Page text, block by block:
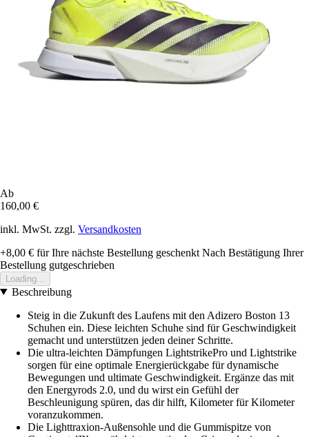
Ab
160,00 €
inkl. MwSt. zzgl. Versandkosten
+8,00 € für Ihre nächste Bestellung geschenkt Nach Bestätigung Ihrer
Bestellung gutgeschrieben
Loading...
Beschreibung
Steig in die Zukunft des Laufens mit den Adizero Boston 13
Schuhen ein. Diese leichten Schuhe sind für Geschwindigkeit
gemacht und unterstützen jeden deiner Schritte.
Die ultra-leichten Dämpfungen LightstrikePro und Lightstrike
sorgen für eine optimale Energierückgabe für dynamische
Bewegungen und ultimate Geschwindigkeit. Ergänze das mit
den Energyrods 2.0, und du wirst ein Gefühl der
Beschleunigung spüren, das dir hilft, Kilometer für Kilometer
voranzukommen.
Die Lighttraxion-Außensohle und die Gummispitze von